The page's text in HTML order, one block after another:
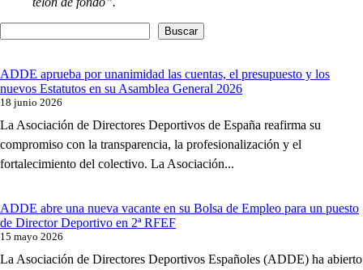
Buscar
ADDE aprueba por unanimidad las cuentas, el presupuesto y los
nuevos Estatutos en su Asamblea General 2026
18 junio 2026
La Asociación de Directores Deportivos de España reafirma su
compromiso con la transparencia, la profesionalización y el
fortalecimiento del colectivo. La Asociación...
ADDE abre una nueva vacante en su Bolsa de Empleo para un puesto
de Director Deportivo en 2ª RFEF
15 mayo 2026
La Asociación de Directores Deportivos Españoles (ADDE) ha abierto